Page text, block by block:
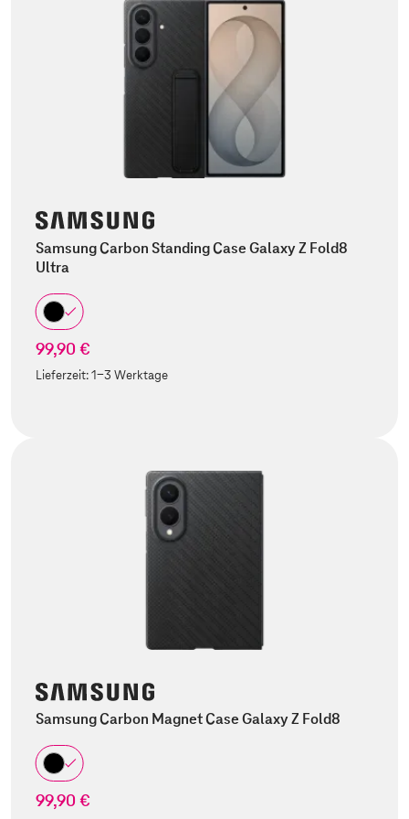
Samsung Carbon Standing Case Galaxy Z Fold8
Ultra
99,90 €
Lieferzeit:1-3 Werktage
Samsung Carbon Magnet Case Galaxy Z Fold8
99,90 €